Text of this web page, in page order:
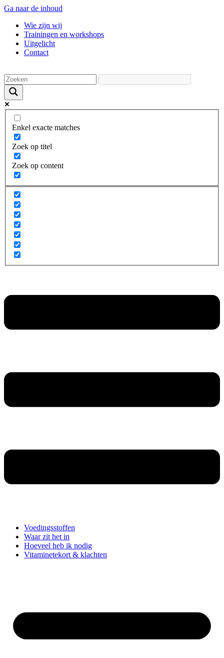
Ga naar de inhoud
Wie zijn wij
Trainingen en workshops
Uitgelicht
Contact
Enkel exacte matches
Zoek op titel
Zoek op content
Voedingsstoffen
Waar zit het in
Hoeveel heb ik nodig
Vitaminetekort & klachten